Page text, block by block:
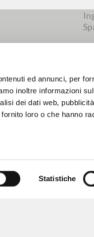
ed annunci, per
inoltre informazioni
dei dati web,
loro o che hanno
Statistiche
RISULTATI SUCCESSIVI